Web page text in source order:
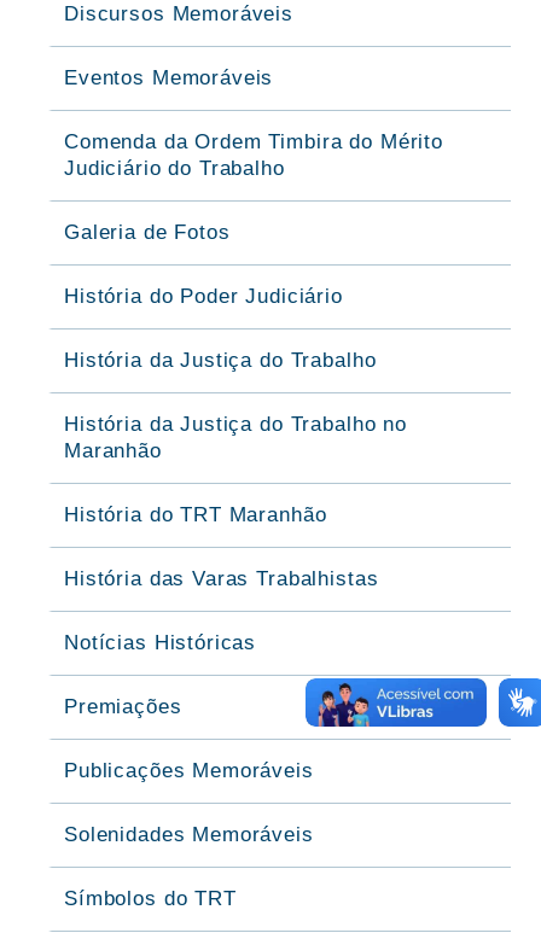
Discursos Memoráveis
Eventos Memoráveis
Comenda da Ordem Timbira do Mérito
Judiciário do Trabalho
Galeria de Fotos
História do Poder Judiciário
História da Justiça do Trabalho
História da Justiça do Trabalho no
Maranhão
História do TRT Maranhão
História das Varas Trabalhistas
Notícias Históricas
Premiações
Publicações Memoráveis
Solenidades Memoráveis
Símbolos do TRT